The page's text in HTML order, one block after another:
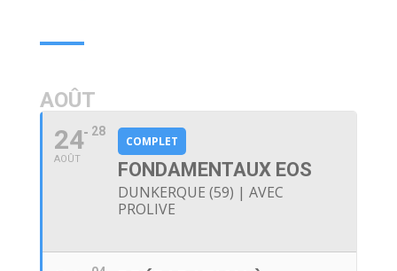
AOÛT
24
AOÛT
28
COMPLET
FONDAMENTAUX EOS
DUNKERQUE (59) | AVEC
PROLIVE